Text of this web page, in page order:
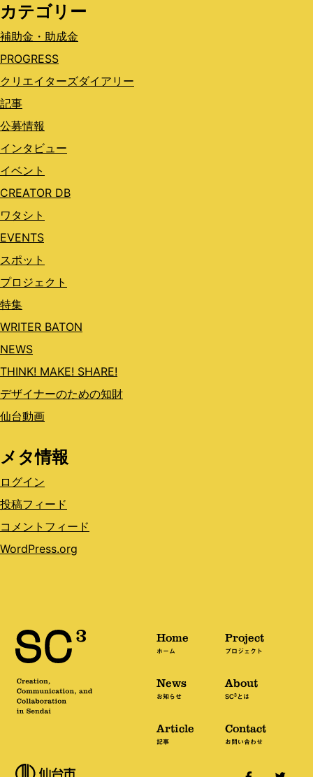
カテゴリー
補助金・助成金
PROGRESS
クリエイターズダイアリー
記事
公募情報
インタビュー
イベント
CREATOR DB
ワタシト
EVENTS
スポット
プロジェクト
特集
WRITER BATON
NEWS
THINK! MAKE! SHARE!
デザイナーのための知財
仙台動画
メタ情報
ログイン
投稿フィード
コメントフィード
WordPress.org
Home
ホーム
News
お知らせ
Article
記事
Project
プロジェクト
About
SC3とは
Contact
お問い合わせ